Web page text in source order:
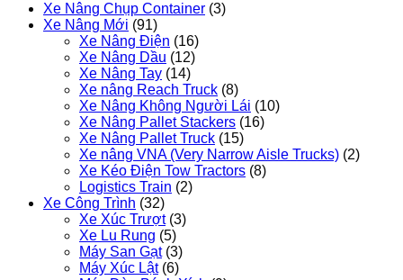
Xe Nâng Chụp Container (3)
Xe Nâng Mới (91)
Xe Nâng Điện (16)
Xe Nâng Dầu (12)
Xe Nâng Tay (14)
Xe nâng Reach Truck (8)
Xe Nâng Không Người Lái (10)
Xe Nâng Pallet Stackers (16)
Xe Nâng Pallet Truck (15)
Xe nâng VNA (Very Narrow Aisle Trucks) (2)
Xe Kéo Điện Tow Tractors (8)
Logistics Train (2)
Xe Công Trình (32)
Xe Xúc Trượt (3)
Xe Lu Rung (5)
Máy San Gạt (3)
Máy Xúc Lật (6)